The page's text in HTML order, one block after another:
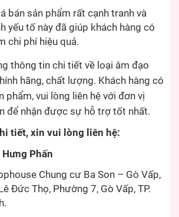
bán sản phẩm rất cạnh tranh và
yếu tố này đã giúp khách hàng có
chi phí hiệu quả.
thông tin chi tiết về loại âm đạo
hãng, chất lượng. Khách hàng có
phẩm, vui lòng liên hệ với đơn vị
để nhận được sự hỗ trợ tốt nhất.
tiết, xin vui lòng liên hệ:
Hưng Phấn
Chung cư Ba Son – Gò Vấp,
Đức Thọ, Phường 7, Gò Vấp, TP.